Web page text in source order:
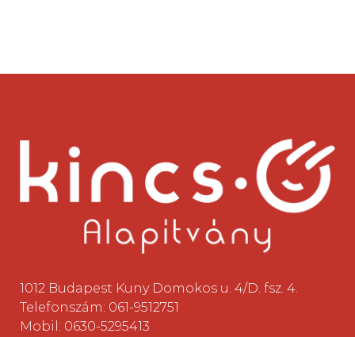
1012 Budapest Kuny Domokos u. 4/D. fsz. 4.
Telefonszám: 061-9512751
Mobil: 0630-5295413